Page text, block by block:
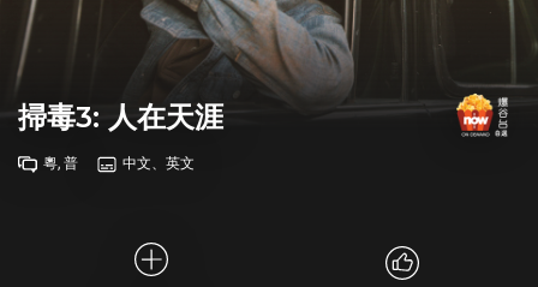
掃毒3: 人在天涯
粵, 普 中文、英文